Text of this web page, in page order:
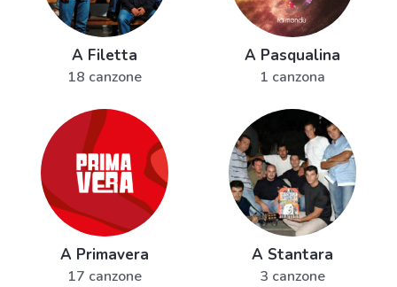
A Filetta
18 canzone
A Pasqualina
1 canzona
A Primavera
17 canzone
A Stantara
3 canzone